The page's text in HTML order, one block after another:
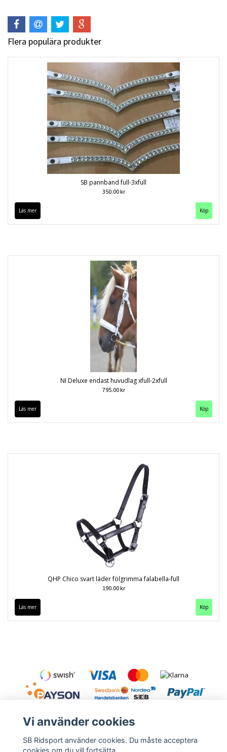
Flera populära produkter
SB pannband full-3xfull
350.00 kr
Läs mer Köp
NI Deluxe endast huvudlag xfull-2xfull
795.00 kr
Läs mer Köp
QHP Chico svart läder fölgrimma falabella-full
190.00 kr
Läs mer Köp
Vi använder cookies
SB Ridsport använder cookies. Du måste acceptera
cookies om du vill fortsätta.